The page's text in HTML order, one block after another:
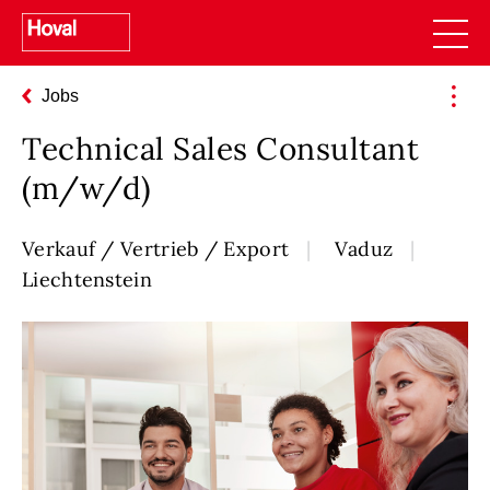
Jobs
Technical Sales Consultant
(m/w/d)
Verkauf / Vertrieb / Export
Vaduz
Liechtenstein